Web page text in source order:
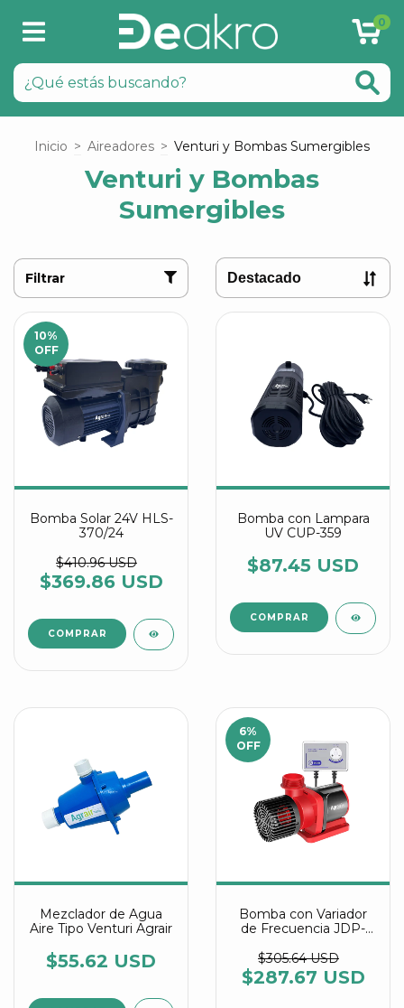
0
Inicio > Aireadores > Venturi y Bombas Sumergibles
Venturi y Bombas
Sumergibles
Filtrar
10%
OFF
Bomba Solar 24V HLS-
370/24
$410.96 USD
$369.86 USD
Bomba con Lampara
UV CUP-359
$87.45 USD
Mezclador de Agua
Aire Tipo Venturi Agrair
$55.62 USD
6%
OFF
Bomba con Variador
de Frecuencia JDP-
$305.64 USD
$287.67 USD